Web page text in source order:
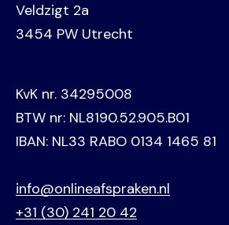
Veldzigt 2a
3454 PW Utrecht
KvK nr. 34295008
BTW nr: NL8190.52.905.B01
IBAN: NL33 RABO 0134 1465 81
info@onlineafspraken.nl
+31 (30) 241 20 42